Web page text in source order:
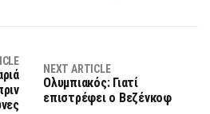
NEXT ARTICLE
Ολυμπιακός: Γιατί
επιστρέφει ο Βεζένκοφ